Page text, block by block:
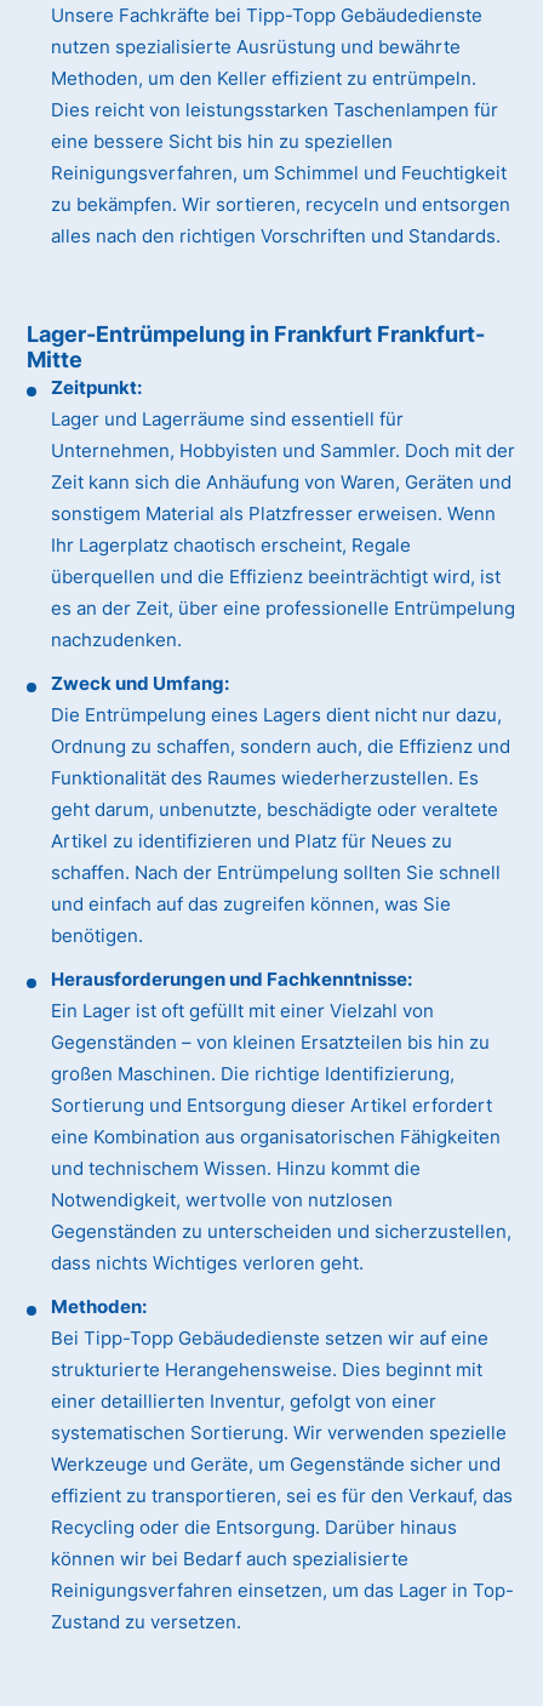
Unsere Fachkräfte bei Tipp-Topp Gebäudedienste
nutzen spezialisierte Ausrüstung und bewährte
Methoden, um den Keller effizient zu entrümpeln.
Dies reicht von leistungsstarken Taschenlampen für
eine bessere Sicht bis hin zu speziellen
Reinigungsverfahren, um Schimmel und Feuchtigkeit
zu bekämpfen. Wir sortieren, recyceln und entsorgen
alles nach den richtigen Vorschriften und Standards.
Lager-Entrümpelung in Frankfurt Frankfurt-
Mitte
Zeitpunkt:
Lager und Lagerräume sind essentiell für
Unternehmen, Hobbyisten und Sammler. Doch mit der
Zeit kann sich die Anhäufung von Waren, Geräten und
sonstigem Material als Platzfresser erweisen. Wenn
Ihr Lagerplatz chaotisch erscheint, Regale
überquellen und die Effizienz beeinträchtigt wird, ist
es an der Zeit, über eine professionelle Entrümpelung
nachzudenken.
Zweck und Umfang:
Die Entrümpelung eines Lagers dient nicht nur dazu,
Ordnung zu schaffen, sondern auch, die Effizienz und
Funktionalität des Raumes wiederherzustellen. Es
geht darum, unbenutzte, beschädigte oder veraltete
Artikel zu identifizieren und Platz für Neues zu
schaffen. Nach der Entrümpelung sollten Sie schnell
und einfach auf das zugreifen können, was Sie
benötigen.
Herausforderungen und Fachkenntnisse:
Ein Lager ist oft gefüllt mit einer Vielzahl von
Gegenständen – von kleinen Ersatzteilen bis hin zu
großen Maschinen. Die richtige Identifizierung,
Sortierung und Entsorgung dieser Artikel erfordert
eine Kombination aus organisatorischen Fähigkeiten
und technischem Wissen. Hinzu kommt die
Notwendigkeit, wertvolle von nutzlosen
Gegenständen zu unterscheiden und sicherzustellen,
dass nichts Wichtiges verloren geht.
Methoden:
Bei Tipp-Topp Gebäudedienste setzen wir auf eine
strukturierte Herangehensweise. Dies beginnt mit
einer detaillierten Inventur, gefolgt von einer
systematischen Sortierung. Wir verwenden spezielle
Werkzeuge und Geräte, um Gegenstände sicher und
effizient zu transportieren, sei es für den Verkauf, das
Recycling oder die Entsorgung. Darüber hinaus
können wir bei Bedarf auch spezialisierte
Reinigungsverfahren einsetzen, um das Lager in Top-
Zustand zu versetzen.